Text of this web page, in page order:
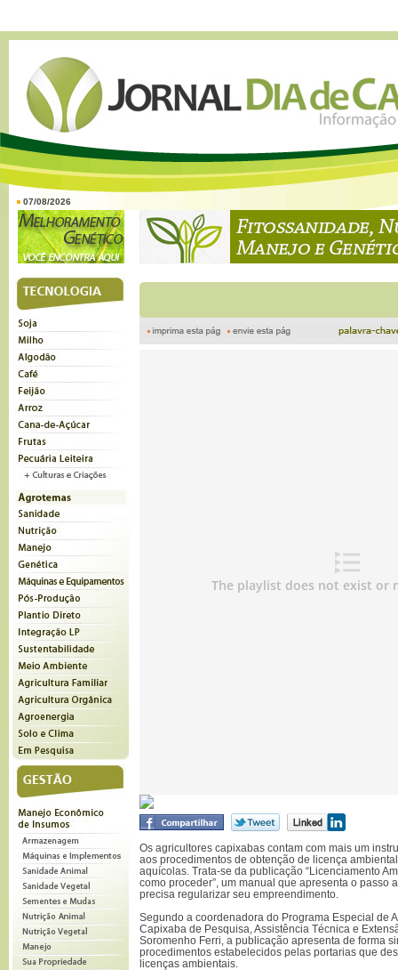
07/08/2026
Os agricultores capixabas contam com mais um
aos procedimentos de obtenção de licença
aquícolas. Trata-se da publicação “Licenciamento
como proceder”, um manual que apresenta o passo
precisa regularizar seu empreendimento.
Segundo a coordenadora do Programa Especial de
Capixaba de Pesquisa, Assistência Técnica e
Soromenho Ferri, a publicação apresenta de forma
procedimentos estabelecidos pelas portarias que
licenças ambientais.